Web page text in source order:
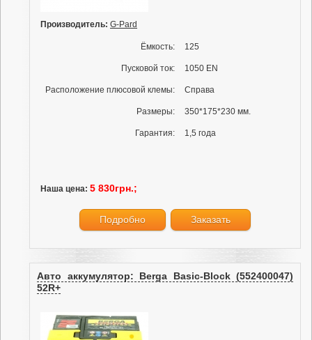
Производитель: G-Pard
Ёмкость: 125
Пусковой ток: 1050 EN
Расположение плюсовой клемы: Справа
Размеры: 350*175*230 мм.
Гарантия: 1,5 года
Наша цена: 5 830грн.;
Подробно Заказать
Авто аккумулятор: Berga Basic-Block (552400047)
52R+